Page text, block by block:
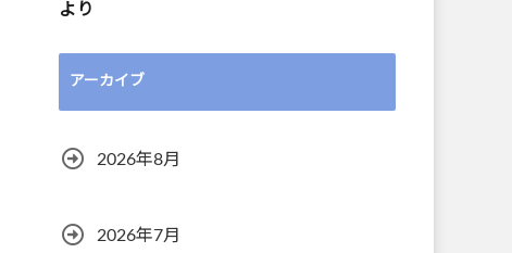
より
アーカイブ
2026年8月
2026年7月